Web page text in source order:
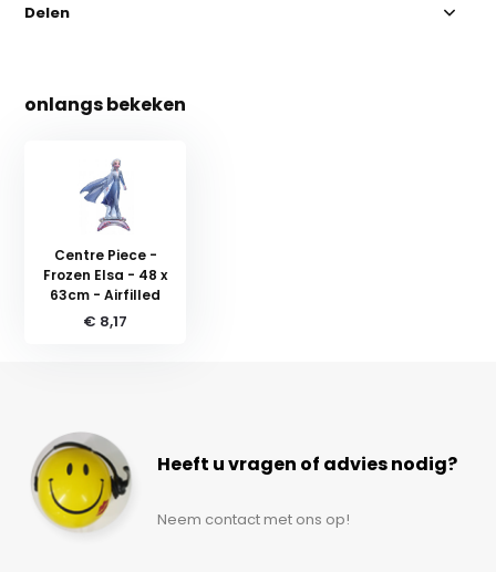
Delen
onlangs bekeken
Centre Piece -
Frozen Elsa - 48 x
63cm - Airfilled
€ 8,17
Heeft u vragen of advies nodig?
Neem contact met ons op!